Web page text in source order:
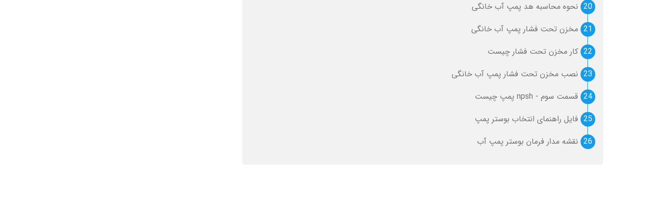
20 نحوه محاسبه هد پمپ آب خانگی
21 مخزن تحت فشار پمپ آب خانگی
22 کار مخزن تحت فشار چیست
23 نصب مخزن تحت فشار پمپ آب خانگی
24 قسمت سوم - npsh پمپ چیست
25 فایل راهنمای انتخاب بوستر پمپ
26 نقشه مدار فرمان بوستر پمپ آب